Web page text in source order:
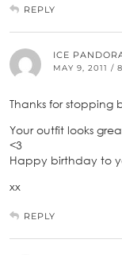
REPLY
ICE
MAY 9, 2011 /
Thanks for stopping
Your outfit looks
<3
Happy birthday to
xx
REPLY